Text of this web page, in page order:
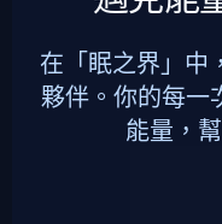
在「眠之界」中
夥伴。你的每一
能量，